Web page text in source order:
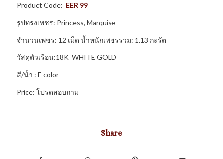
Product Code: EER 99
รูปทรงเพชร: Princess, Marquise
จำนวนเพชร: 12 เม็ด น้ำหนักเพชรรวม: 1.13 กะรัต
วัสดุตัวเรือน:18K WHITE GOLD
สี/น้ำ : E color
Price: โปรดสอบถาม
Share